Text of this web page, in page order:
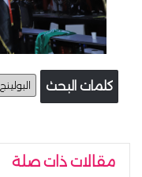
كلمات البحث البولينج
مقالات ذات صلة